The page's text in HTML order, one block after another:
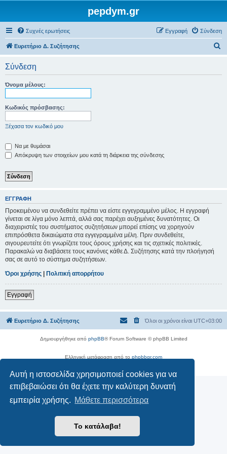
Αυτή η ιστοσελίδα χρησιμοποιεί cookies για να
επιβεβαιώσει ότι θα έχετε την καλύτερη δυνατή
εμπειρία χρήσης. Μάθετε περισσότερα
Το κατάλαβα!
pepdym.gr
Συχνές ερωτήσεις Σύνδεση
Εγγραφή
Ευρετήριο Δ. Συζήτησης
Σύνδεση
Όνομα μέλους:
Κωδικός πρόσβασης:
Ξέχασα τον κωδικό μου
Να με θυμάσαι
Απόκρυψη των στοιχείων μου κατά τη διάρκεια της σύνδεσης
ΕΓΓΡΑΦΉ
Προκειμένου να συνδεθείτε πρέπει να είστε εγγεγραμμένο μέλος. Η εγγραφή
γίνεται σε λίγα μόνο λεπτά, αλλά σας παρέχει αυξημένες δυνατότητες. Οι
διαχειριστές του συστήματος συζητήσεων μπορεί επίσης να χορηγούν
επιπρόσθετα δικαιώματα στα εγγεγραμμένα μέλη. Πριν συνδεθείτε,
σιγουρευτείτε ότι γνωρίζετε τους όρους χρήσης και τις σχετικές πολιτικές.
Παρακαλώ να διαβάσετε τους κανόνες κάθε Δ. Συζήτησης κατά την πλοήγησή
σας σε αυτό το σύστημα συζητήσεων.
Όροι χρήσης | Πολιτική απορρήτου
Εγγραφή
Ευρετήριο Δ. Συζήτησης Όλοι οι χρόνοι είναι UTC+03:00
Δημιουργήθηκε από phpBB® Forum Software © phpBB Limited
Ελληνική μετάφραση από το phpbbgr.com